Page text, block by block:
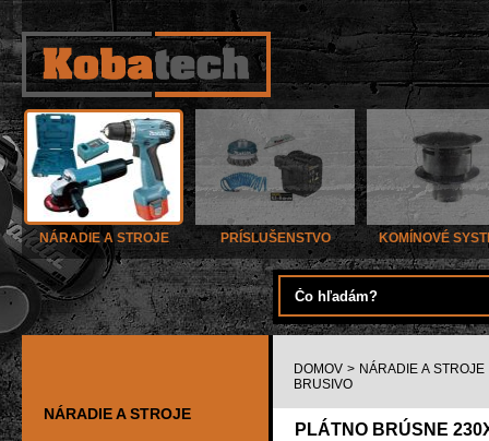
NÁRADIE A STROJE PRÍSLUŠENSTVO KOMÍNOVÉ
NÁRADIE A STROJE
DOMOV > NÁRADIE A STROJE
BRUSIVO
PLÁTNO BRÚSNE